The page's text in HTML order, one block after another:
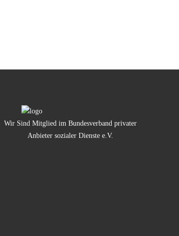
Wir Sind Mitglied im Bundesverband privater
Anbieter sozialer Dienste e.V.